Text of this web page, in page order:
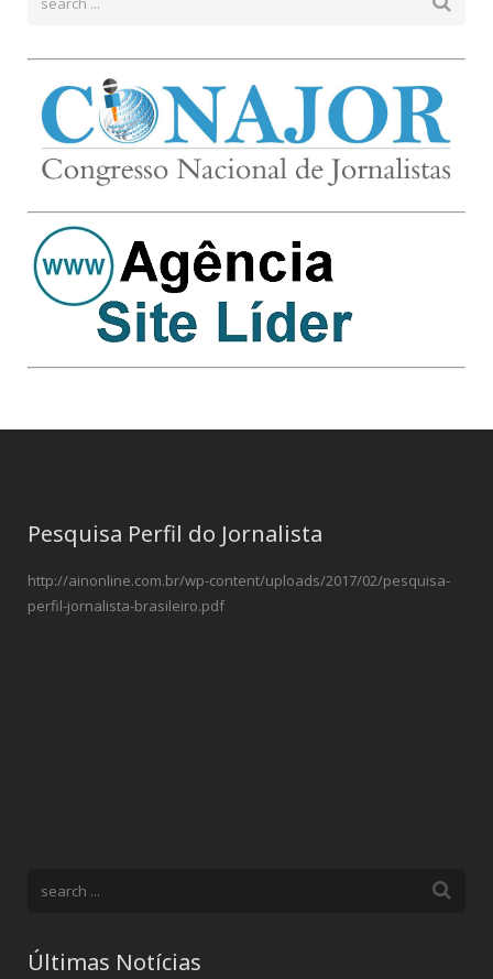
Pesquisa Perfil do Jornalista
http://ainonline.com.br/wp-content/uploads/2017/02/pesquisa-
perfil-jornalista-brasileiro.pdf
Últimas Notícias